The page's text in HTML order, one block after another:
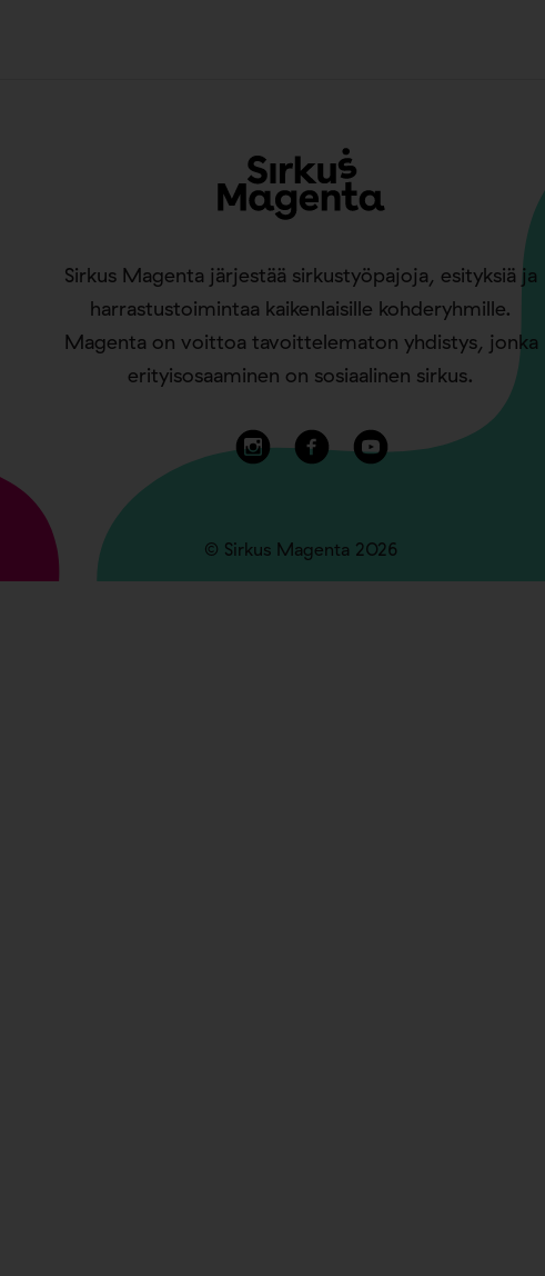
Sirkus Magenta järjestää sirkustyöpajoja, esityksiä ja
harrastustoimintaa kaikenlaisille kohderyhmille.
Magenta on voittoa tavoittelematon yhdistys, jonka
erityisosaaminen on sosiaalinen sirkus.
© Sirkus Magenta 2026